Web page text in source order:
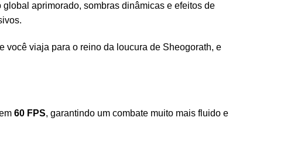
aprimorado, sombras dinâmicas e efeitos de
você viaja para o reino da loucura de Sheogorath, e
60 FPS, garantindo um combate muito mais fluido e